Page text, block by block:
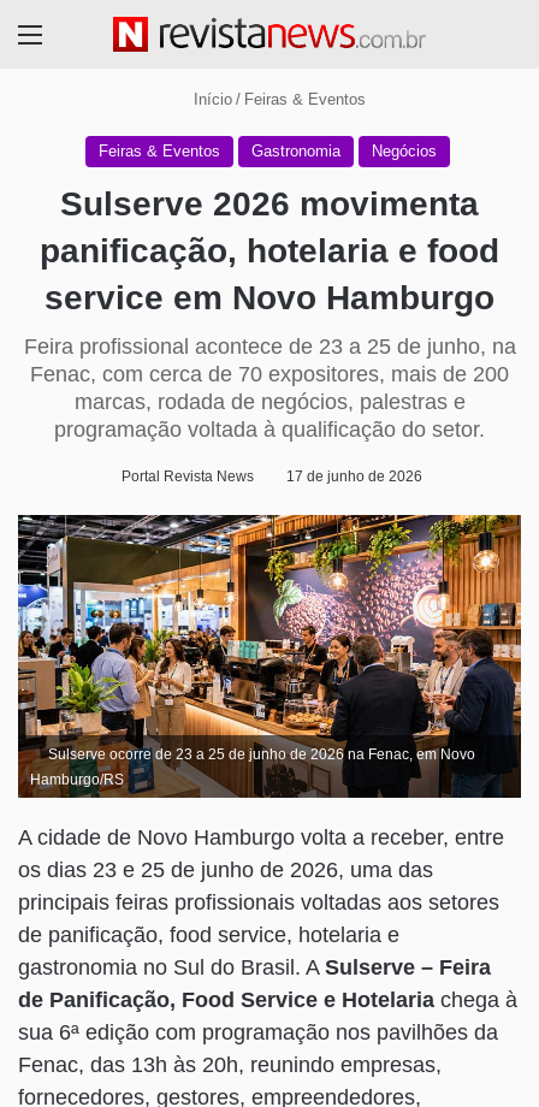
Início / Feiras & Eventos
Feiras & Eventos Gastronomia Negócios
Sulserve 2026 movimenta
panificação, hotelaria e food
service em Novo Hamburgo
Feira profissional acontece de 23 a 25 de junho, na
Fenac, com cerca de 70 expositores, mais de 200
marcas, rodada de negócios, palestras e
programação voltada à qualificação do setor.
Portal Revista News 17 de junho de 2026
Sulserve ocorre de 23 a 25 de junho de 2026 na Fenac, em Novo
Hamburgo/RS
A cidade de Novo Hamburgo volta a receber, entre
os dias 23 e 25 de junho de 2026, uma das
principais feiras profissionais voltadas aos setores
de panificação, food service, hotelaria e
gastronomia no Sul do Brasil. A Sulserve – Feira
de Panificação, Food Service e Hotelaria chega à
sua 6ª edição com programação nos pavilhões da
Fenac, das 13h às 20h, reunindo empresas,
fornecedores, gestores, empreendedores,